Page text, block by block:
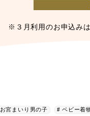
※３月利用のお申込み
お宮まいり男の子 ベビー着